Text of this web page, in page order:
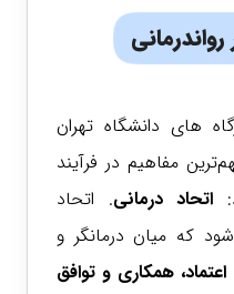
های دانشگاه تهران
مفاهیم در فرآیند
اتحاد درمانی. اتحاد
که میان درمانگر و
اعتماد، همکاری و توافق